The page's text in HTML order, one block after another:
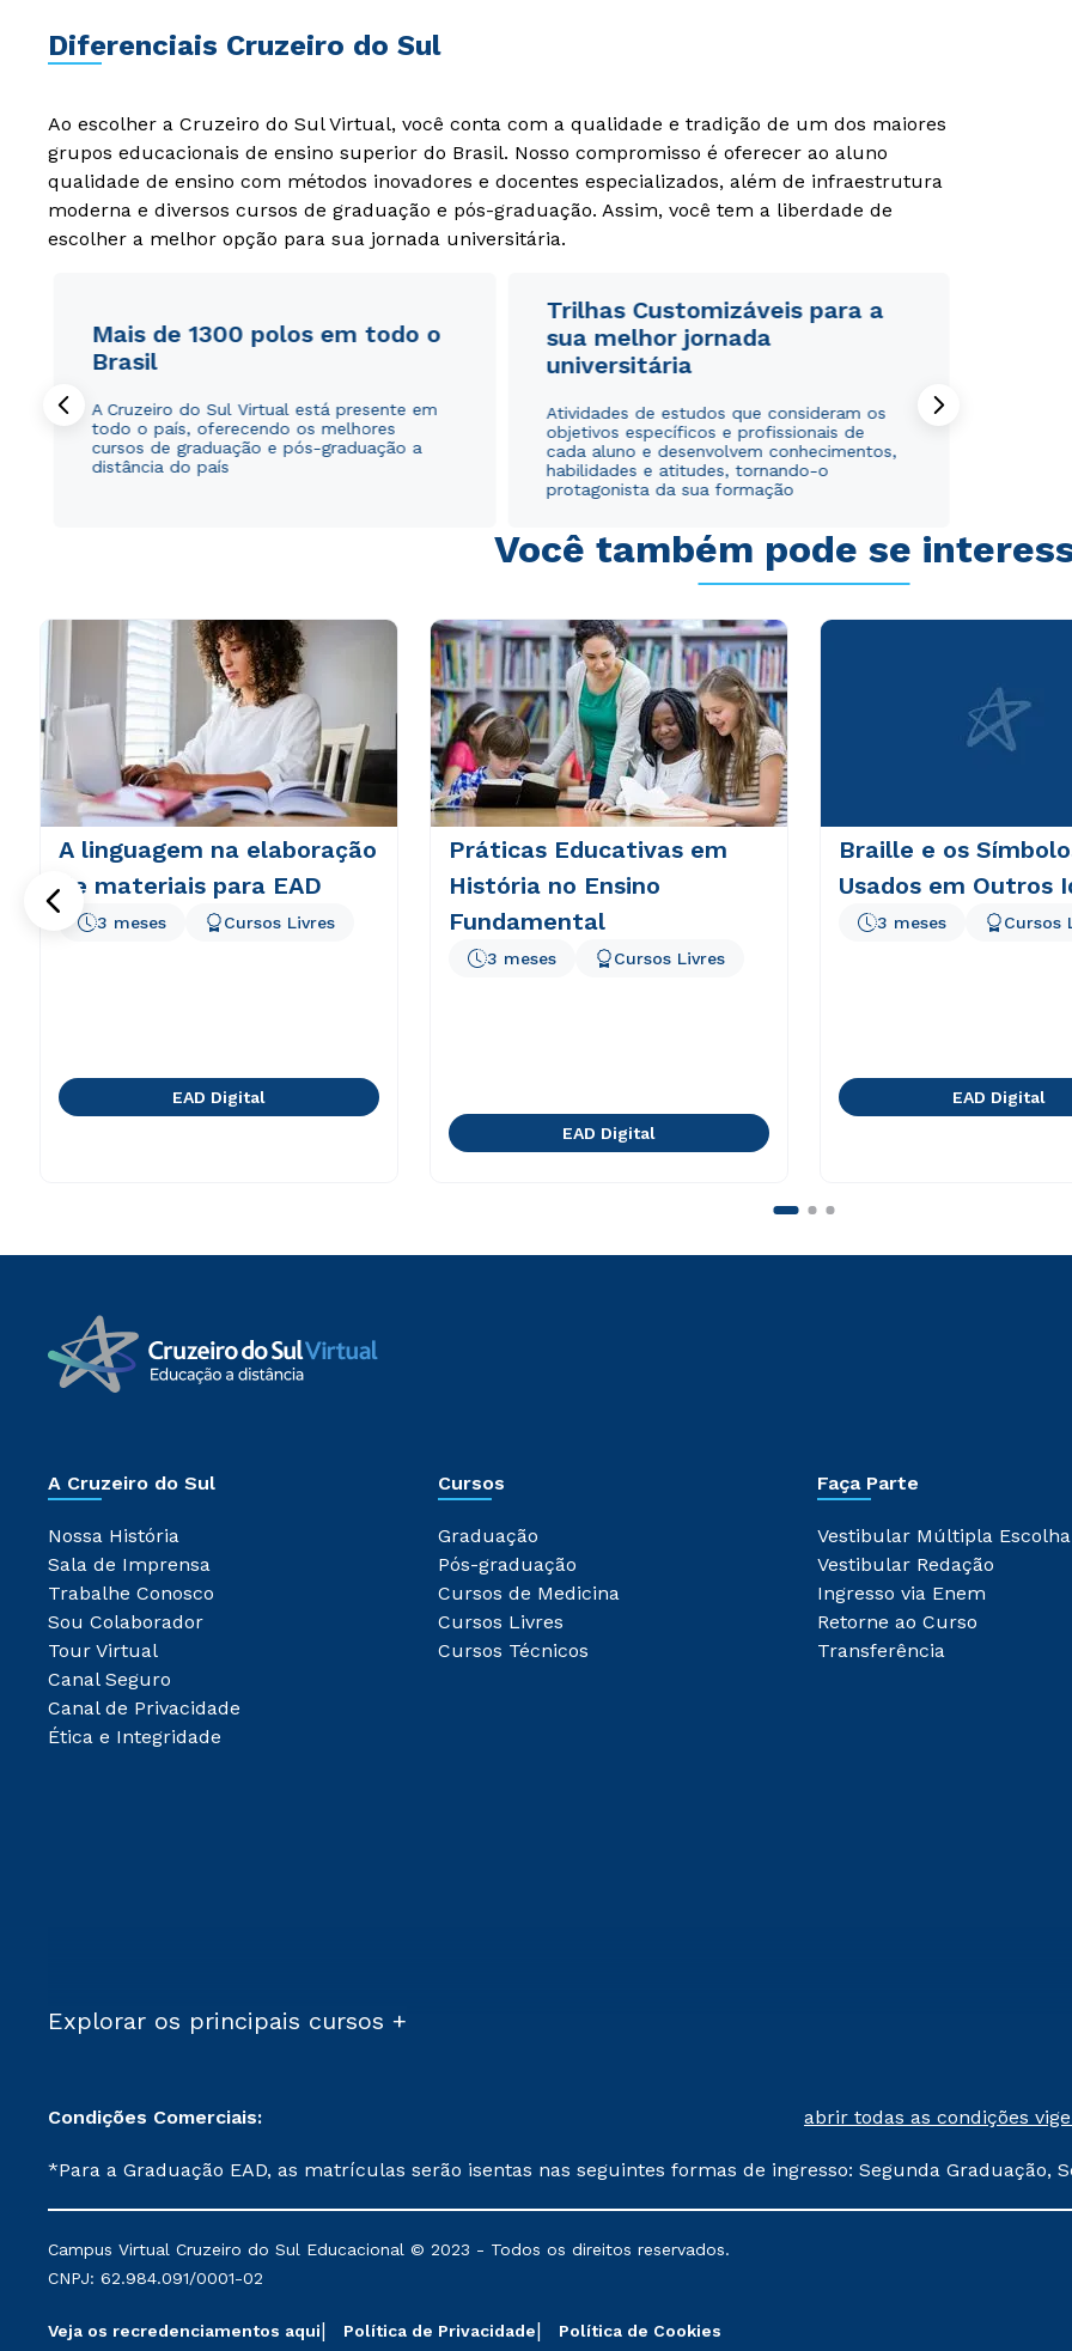
Diferenciais Cruzeiro do Sul
Ao escolher a Cruzeiro do Sul Virtual, você conta com a qualidade e tradição de um dos maiores
grupos educacionais de ensino superior do Brasil. Nosso compromisso é oferecer ao aluno
qualidade de ensino com métodos inovadores e docentes especializados, além de infraestrutura
moderna e diversos cursos de graduação e pós-graduação. Assim, você tem a liberdade de
escolher a melhor opção para sua jornada universitária.
Mais de 1300 polos em todo o
Brasil
A Cruzeiro do Sul Virtual está presente em
todo o país, oferecendo os melhores
cursos de graduação e pós-graduação a
distância do país
Trilhas Customizáveis para a
sua melhor jornada
universitária
Atividades de estudos que consideram os
objetivos específicos e profissionais de
cada aluno e desenvolvem conhecimentos,
habilidades e atitudes, tornando-o
protagonista da sua formação
Você também pode se
A linguagem na elaboração
de materiais para EAD
3 meses Cursos Livres
EAD Digital
Práticas Educativas em
História no Ensino
Fundamental
3 meses Cursos Livres
EAD Digital
Braille e os
Usados em Outros
3 meses Cursos
EAD Digital
A Cruzeiro do Sul
Nossa História
Sala de Imprensa
Trabalhe Conosco
Sou Colaborador
Tour Virtual
Canal Seguro
Canal de Privacidade
Ética e Integridade
Cursos
Graduação
Pós-graduação
Cursos de Medicina
Cursos Livres
Cursos Técnicos
Faça Parte
Vestibular Múltipla Escolha
Vestibular Redação
Ingresso via Enem
Retorne ao Curso
Transferência
Explorar os principais cursos +
Condições Comerciais: abrir todas as condições
*Para a Graduação EAD, as matrículas serão isentas nas seguintes formas de ingresso: Segunda Graduação,
mantidos conforme negociação. Descontos institucionais poderão sofrer alterações nos períodos de
serviços.
Campus Virtual Cruzeiro do Sul Educacional © 2023 - Todos os direitos reservados.
CNPJ: 62.984.091/0001-02
Veja os recredenciamentos aqui Política de Privacidade Política de Cookies
Rápido e fácil
ou
autorizo que meus dados sejam utilizados para o
envio de conteúdos da Cruzeiro do Sul.
Rápido e fácil
ou
autorizo que meus dados sejam utilizados para o
envio de conteúdos da Cruzeiro do Sul.